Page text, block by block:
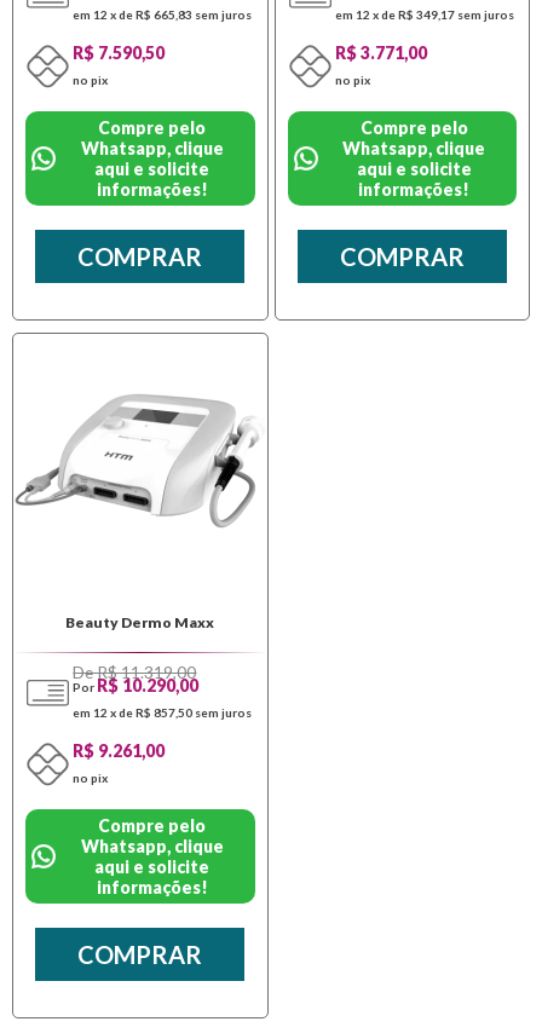
em 12 x de R$ 665,83 sem juros
R$ 7.590,50
no pix
Compre pelo
Whatsapp, clique
aqui e solicite
informações!
COMPRAR
em 12 x de R$ 349,17 sem juros
R$ 3.771,00
no pix
Compre pelo
Whatsapp, clique
aqui e solicite
informações!
COMPRAR
Beauty Dermo Maxx
De R$ 11.319,00
Por R$ 10.290,00
em 12 x de R$ 857,50 sem juros
R$ 9.261,00
no pix
Compre pelo
Whatsapp, clique
aqui e solicite
informações!
COMPRAR